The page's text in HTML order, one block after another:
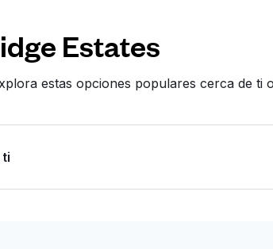
Estates
estas opciones populares cerca de ti